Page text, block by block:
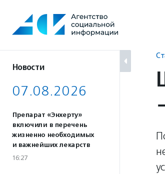
содержанию
Новости
07.08.2026
Препарат «Энхерту»
включили в перечень
жизненно необходимых
и важнейших лекарств
16:27